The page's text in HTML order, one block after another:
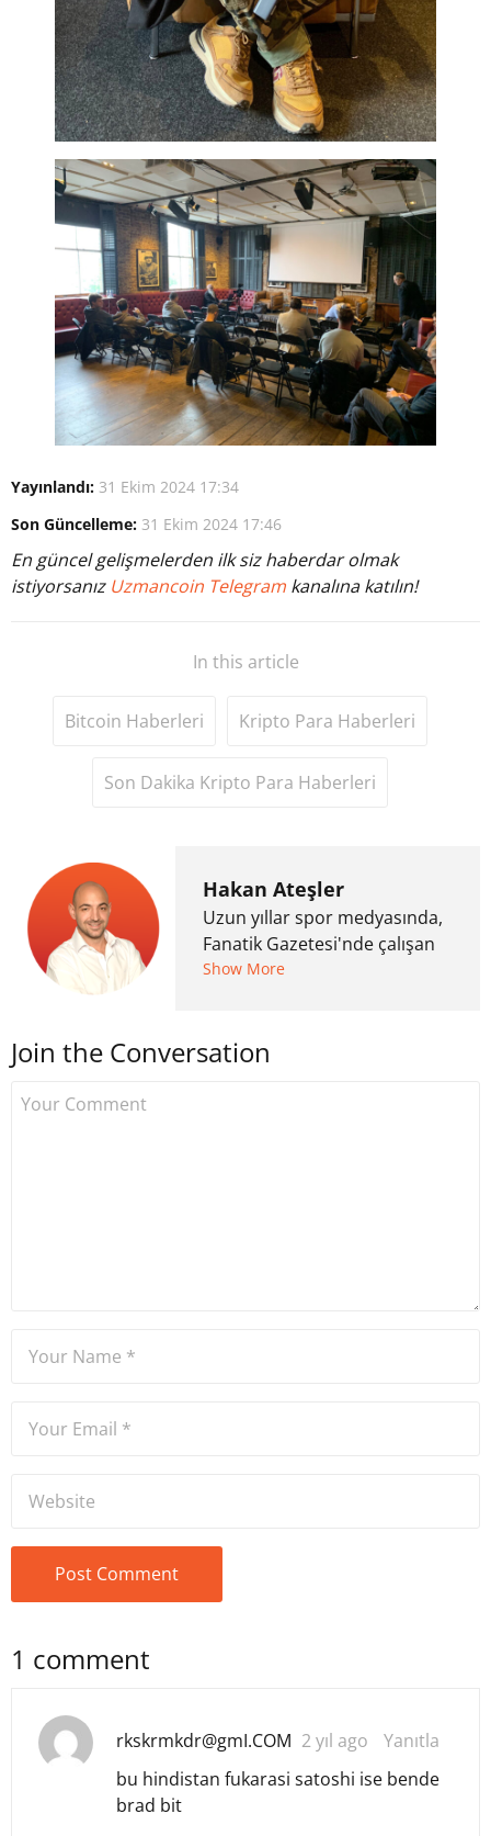
Yayınlandı: 31 Ekim 2024 17:34
Son Güncelleme: 31 Ekim 2024 17:46
En güncel gelişmelerden ilk siz haberdar olmak
istiyorsanız Uzmancoin Telegram kanalına katılın!
In this article
Bitcoin Haberleri Kripto Para Haberleri
Son Dakika Kripto Para Haberleri
Hakan Ateşler
Uzun yıllar spor medyasında,
Fanatik Gazetesi'nde çalışan
Hakan Ateşler, 2020 yılında
Uzmancoin bünyesinde
Show More
Join the Conversation
1 comment
rkskrmkdr@gmI.COM 2 yıl ago
Yanıtla
bu hindistan fukarasi satoshi ise bende
brad bit